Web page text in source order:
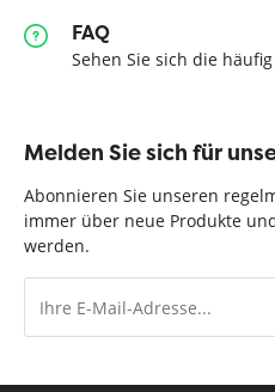
FAQ
Sehen Sie sich die
Melden Sie sich für
Abonnieren Sie unseren
immer über neue Produkte
werden.